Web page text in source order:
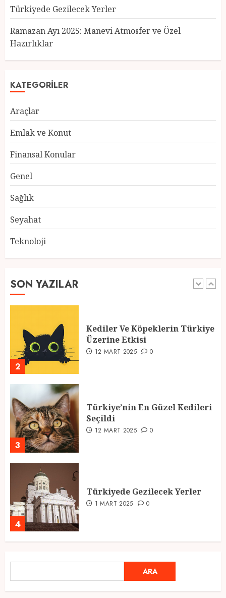
Türkiyede Gezilecek Yerler
Ramazan Ayı 2025: Manevi Atmosfer ve Özel
Hazırlıklar
KATEGORILER
Araçlar
Emlak ve Konut
Finansal Konular
Genel
Sağlık
Seyahat
Teknoloji
SON YAZILAR
Türkiye’nin En Güzel Kedileri
Seçildi
12 MART 2025
4
5
1
2025 En İyi Yaz Tatilleri
2
Kediler Ve Köpeklerin Türkiye
Üzerine Etkisi
12 MART 2025 0
3
Türkiye’nin En Güzel Kedileri
Seçildi
12 MART 2025 0
4
Türkiyede Gezilecek Yerler
1 MART 2025 0
Ramazan Ayı 2025: Manevi
Atmosfer ve Özel Hazırlıklar
ARA